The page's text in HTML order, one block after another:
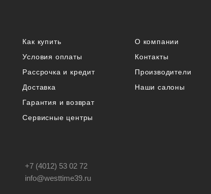
Как купить
Условия оплаты
Рассрочка и кредит
Доставка
Гарантия и возврат
Сервисные центры
О компании
Контакты
Производители
Наши салоны
+7 (4012) 53 02 72
info@westtime39.ru